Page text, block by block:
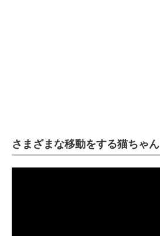
さまざまな移動をする猫ちゃん